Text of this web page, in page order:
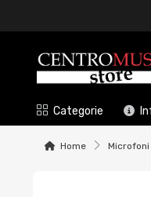
Categorie
Home Microfoni